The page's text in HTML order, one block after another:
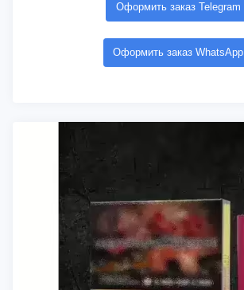
Оформить заказ Telegram
Оформить заказ WhatsApp